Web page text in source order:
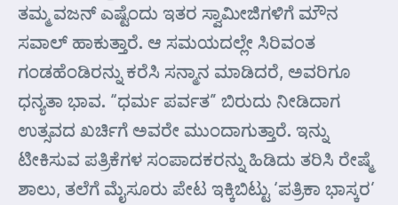
ತಮ್ಮ ವಜನ್ ಎಷ್ಟೆಂದು ಇತರ ಸ್ವಾಮೀಜಿಗಳಿಗೆ ಮೌನ
ಸವಾಲ್ ಹಾಕುತ್ತಾರೆ. ಆ ಸಮಯದಲ್ಲೇ ಸಿರಿವಂತ
ಗಂಡಹೆಂಡಿರನ್ನು ಕರೆಸಿ ಸನ್ಮಾನ ಮಾಡಿದರೆ, ಅವರಿಗೂ
ಧನ್ಯತಾ ಭಾವ. “ಧರ್ಮ ಪರ್ವತ” ಬಿರುದು ನೀಡಿದಾಗ
ಉತ್ಸವದ ಖರ್ಚಿಗೆ ಅವರೇ ಮುಂದಾಗುತ್ತಾರೆ. ಇನ್ನು
ಟೀಕಿಸುವ ಪತ್ರಿಕೆಗಳ ಸಂಪಾದಕರನ್ನು ಹಿಡಿದು ತರಿಸಿ ರೇಷ್ಮೆ
ಶಾಲು, ತಲೆಗೆ ಮೈಸೂರು ಪೇಟ ಇಕ್ಕಿಬಿಟ್ಟು ‘ಪತ್ರಿಕಾ ಭಾಸ್ಕರ’